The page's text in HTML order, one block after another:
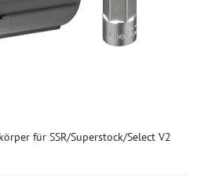
für SSR/Superstock/Select V2